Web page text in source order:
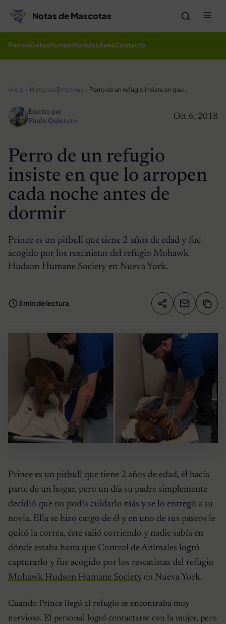
Notas de Mascotas
PerrosGatosHumorNoticiasAvesContacto
Inicio Historias Emotivas Perro de un refugio insiste en que lo arropen cada noche antes de dormir
Oct 6, 2018
Escrito por
Paula Quintero
Perro de un refugio
insiste en que lo arropen
cada noche antes de
dormir
Prince es un pitbull que tiene 2 años de edad y fue
acogido por los rescatistas del refugio Mohawk
Hudson Humane Society en Nueva York.
3 min de lectura Compartir
Prince es un pitbull que tiene 2 años de edad, él hacía
parte de un hogar, pero un día su padre simplemente
decidió que no podía cuidarlo más y se lo entregó a su
novia. Ella se hizo cargo de él y en uno de sus paseos le
quitó la correa, éste salió corriendo y nadie sabía en
dónde estaba hasta que Control de Animales logró
capturarlo y fue acogido por los rescatistas del refugio
Mohawk Hudson Humane Society en Nueva York.
Cuando Prince llegó al refugio se encontraba muy
nervioso. El personal logró contactarse con la mujer, pero